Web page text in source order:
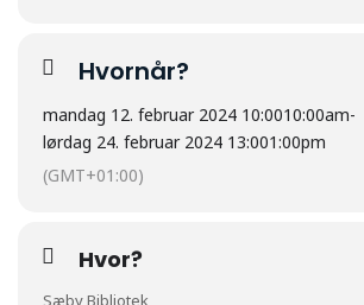
Hvornår?
mandag 12. februar 2024 10:0010:00am-
lørdag 24. februar 2024 13:001:00pm
(GMT+01:00)
Hvor?
Sæby Bibliotek